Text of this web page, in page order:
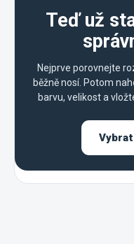
Teď už
Nejprve porovnejte
běžně nosí. Potom
barvu, velikost a